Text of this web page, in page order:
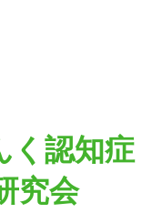
認知症
究会